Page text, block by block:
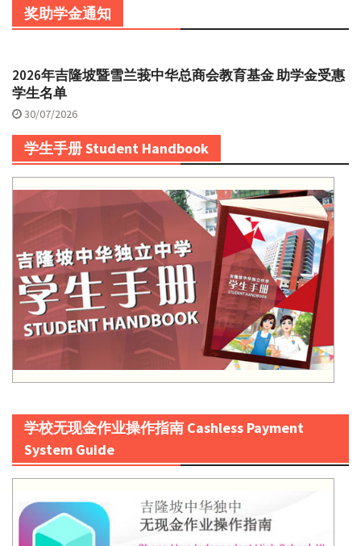
奖助学金通知
2026年吉隆坡暨雪兰莪中华总商会教育基金 助学金受惠
学生名单
30/07/2026
学生手册 Student Handbook
学校无现金作业操作指南 Cashless Payment
System Guide